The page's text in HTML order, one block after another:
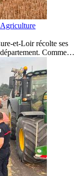
et-Loir récolte ses
Comme…